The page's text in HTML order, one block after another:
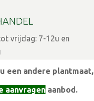
vrijdag: 7-12u en
12u en 13-15u
gesloten
een andere plantmaat,
aanvragen aanbod.